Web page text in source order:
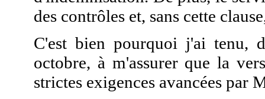
des contrôles et, sans cette
C'est bien pourquoi j'ai tenu,
octobre, à m'assurer que la
strictes exigences avancées par